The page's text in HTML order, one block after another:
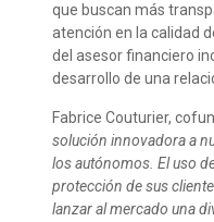
que buscan más
atención en la calidad
del asesor financiero
desarrollo de una
Fabrice Couturier,
solución innovadora a
los autónomos. El uso
protección de sus
lanzar al mercado una